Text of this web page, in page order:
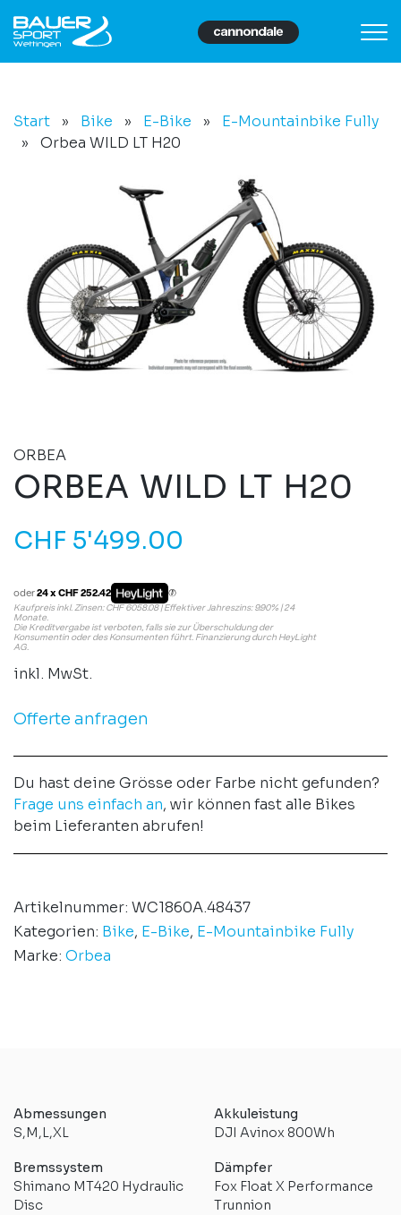
Start » Bike » E-Bike »
E-Mountainbike Fully
»
Orbea WILD LT H20
ORBEA
ORBEA WILD LT H20
CHF 5'499.00
oder24 x CHF 252.42
Kaufpreis inkl. Zinsen: CHF 6058.08 | Effektiver Jahreszins: 9.90% | 24
Monate.
Die Kreditvergabe ist verboten, falls sie zur Überschuldung der
Konsumentin oder des Konsumenten führt. Finanzierung durch HeyLight
AG.
inkl. MwSt.
Offerte anfragen
Du hast deine Grösse oder Farbe nicht gefunden?
Frage uns einfach an, wir können fast alle Bikes
beim Lieferanten abrufen!
Artikelnummer: WC1860A.48437
Kategorien: Bike, E-Bike, E-Mountainbike Fully
Marke: Orbea
Abmessungen
S,M,L,XL
Akkuleistung
DJI Avinox 800Wh
Bremssystem
Shimano MT420 Hydraulic
Disc
Dämpfer
Fox Float X Performance
Trunnion